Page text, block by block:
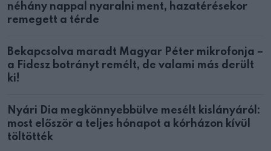
néhány nappal nyaralni ment, hazatérésekor
remegett a térde
Bekapcsolva maradt Magyar Péter mikrofonja –
a Fidesz botrányt remélt, de valami más derült
ki!
Nyári Dia megkönnyebbülve mesélt kislányáról:
most először a teljes hónapot a kórházon kívül
töltötték